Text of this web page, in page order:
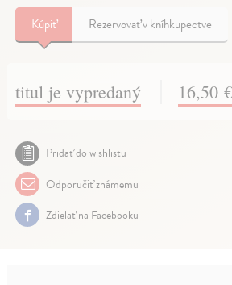
Kúpiť Rezervovať v kníhkupectve
titul je vypredaný 16,50 €
Pridať do wishlistu
Odporučiť známemu
Zdielať na Facebooku